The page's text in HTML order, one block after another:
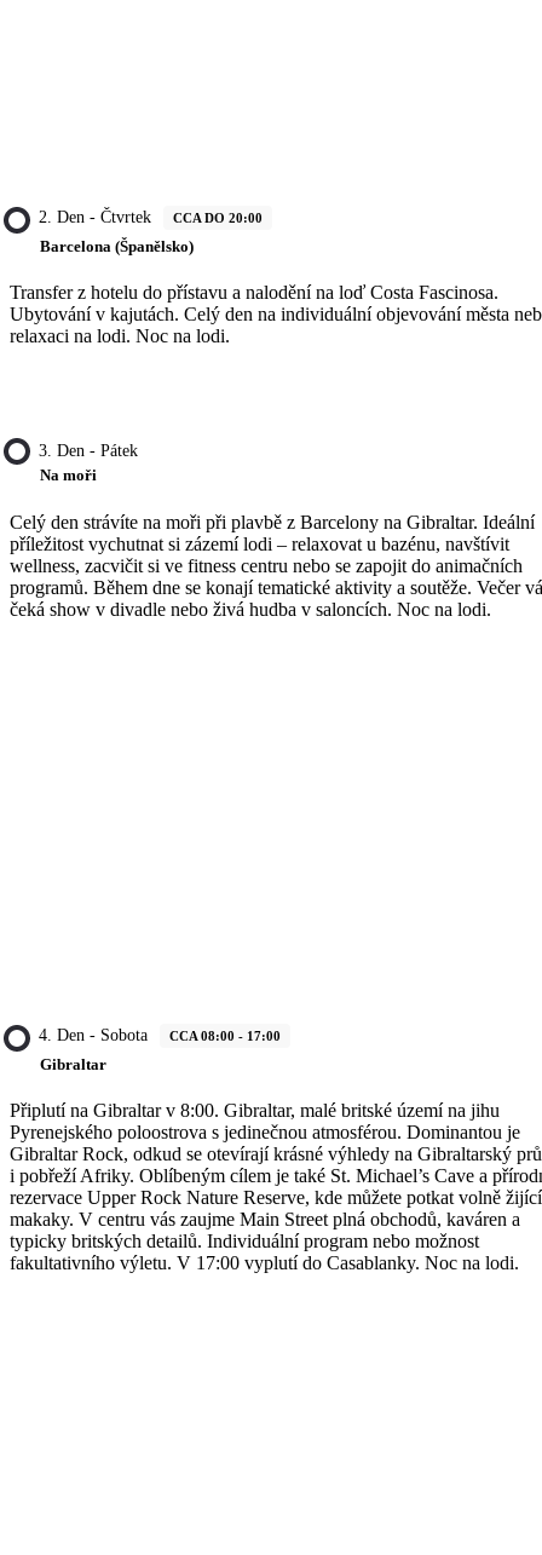
2. Den - Čtvrtek CCA DO 20:00
Barcelona (Španělsko)
Transfer z hotelu do přístavu a nalodění na loď Costa Fascinosa.
Ubytování v kajutách. Celý den na individuální objevování města
relaxaci na lodi. Noc na lodi.
3. Den - Pátek
Na moři
Celý den strávíte na moři při plavbě z Barcelony na Gibraltar. Ideální
příležitost vychutnat si zázemí lodi – relaxovat u bazénu, navštívit
wellness, zacvičit si ve fitness centru nebo se zapojit do animačních
programů. Během dne se konají tematické aktivity a soutěže. Večer
čeká show v divadle nebo živá hudba v saloncích. Noc na lodi.
4. Den - Sobota CCA 08:00 - 17:00
Gibraltar
Připlutí na Gibraltar v 8:00. Gibraltar, malé britské území na jihu
Pyrenejského poloostrova s jedinečnou atmosférou. Dominantou je
Gibraltar Rock, odkud se otevírají krásné výhledy na Gibraltarský
i pobřeží Afriky. Oblíbeným cílem je také St. Michael’s Cave a
rezervace Upper Rock Nature Reserve, kde můžete potkat volně žijící
makaky. V centru vás zaujme Main Street plná obchodů, kaváren a
typicky britských detailů. Individuální program nebo možnost
fakultativního výletu. V 17:00 vyplutí do Casablanky. Noc na lodi.